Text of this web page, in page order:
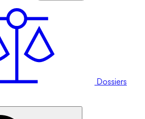
Dossiers